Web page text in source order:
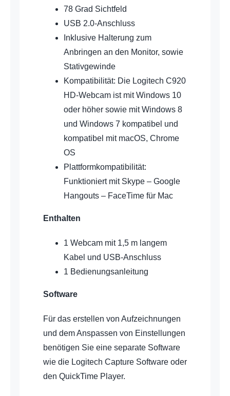
78 Grad Sichtfeld
USB 2.0-Anschluss
Inklusive Halterung zum
Anbringen an den Monitor, sowie
Stativgewinde
Kompatibilität: Die Logitech C920
HD-Webcam ist mit Windows 10
oder höher sowie mit Windows 8
und Windows 7 kompatibel und
kompatibel mit macOS, Chrome
OS
Plattformkompatibilität:
Funktioniert mit Skype – Google
Hangouts – FaceTime für Mac
Enthalten
1 Webcam mit 1,5 m langem
Kabel und USB-Anschluss
1 Bedienungsanleitung
Software
Für das erstellen von Aufzeichnungen
und dem Anspassen von Einstellungen
benötigen Sie eine separate Software
wie die Logitech Capture Software oder
den QuickTime Player.